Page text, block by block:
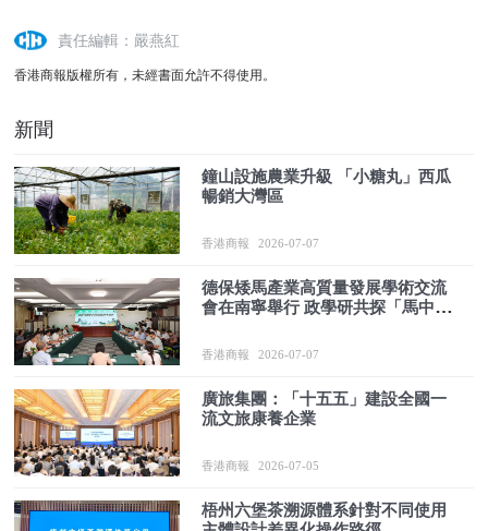
責任編輯：嚴燕紅
香港商報版權所有，未經書面允許不得使用。
新聞
鐘山設施農業升級 「小糖丸」西瓜
暢銷大灣區
香港商報 2026-07-07
德保矮馬產業高質量發展學術交流
會在南寧舉行 政學研共探「馬中熊
香港商報 2026-07-07
廣旅集團：「十五五」建設全國一
流文旅康養企業
香港商報 2026-07-05
梧州六堡茶溯源體系針對不同使用